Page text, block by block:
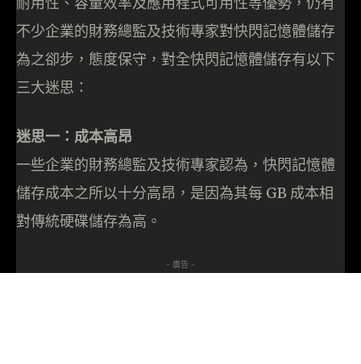
不少企業的財務總監及技術專家對快閃記憶體儲存
為之卻步，態度保守，對全快閃記憶體儲存有以下
三大迷思：
迷思一：成本高昂
一些企業的財務總監及技術專家認為，快閃記憶體
儲存成本之所以十分高昂，是因為其每 GB 成本相
對傳統硬碟儲存為高。
- 廣告 -